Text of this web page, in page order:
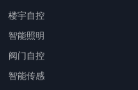
楼宇自控
智能照明
阀门自控
智能传感